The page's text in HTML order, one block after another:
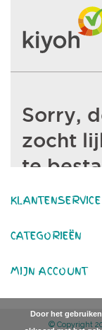
KLANTENSERVICE
CATEGORIEËN
MIJN ACCOUNT
© Copyright
Door het